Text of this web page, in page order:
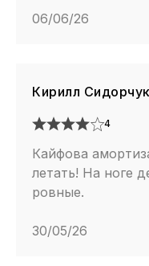
06/06/26
Кирилл Сидорчук
4
Кайфова
летать! На ноге
ровные.
30/05/26